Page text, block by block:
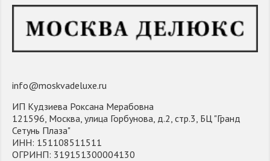
info@moskvadeluxe.ru
ИП Кудзиева Роксана Мерабовна
121596, Москва, улица Горбунова, д.2, стр.3, БЦ "Гранд
Сетунь Плаза"
ИНН: 151108511511
ОГРИНП: 319151300004130